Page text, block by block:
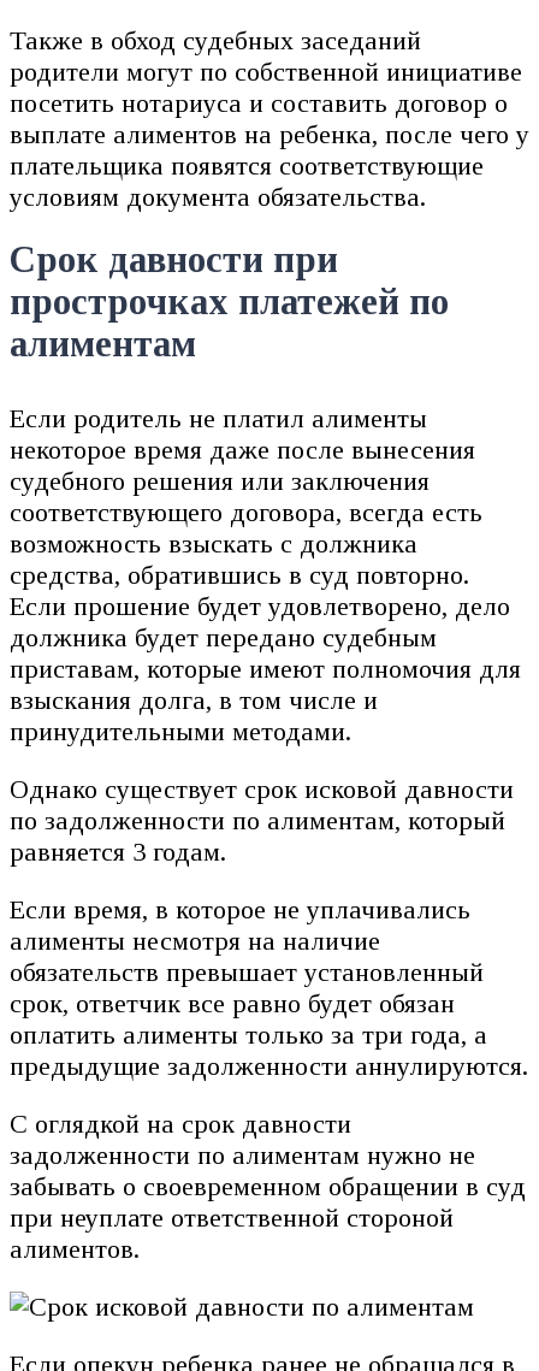
Также в обход судебных заседаний
родители могут по собственной инициативе
посетить нотариуса и составить договор о
выплате алиментов на ребенка, после чего у
плательщика появятся соответствующие
условиям документа обязательства.
Срок давности при
прострочках платежей по
алиментам
Если родитель не платил алименты
некоторое время даже после вынесения
судебного решения или заключения
соответствующего договора, всегда есть
возможность взыскать с должника
средства, обратившись в суд повторно.
Если прошение будет удовлетворено, дело
должника будет передано судебным
приставам, которые имеют полномочия для
взыскания долга, в том числе и
принудительными методами.
Однако существует срок исковой давности
по задолженности по алиментам, который
равняется 3 годам.
Если время, в которое не уплачивались
алименты несмотря на наличие
обязательств превышает установленный
срок, ответчик все равно будет обязан
оплатить алименты только за три года, а
предыдущие задолженности аннулируются.
С оглядкой на срок давности
задолженности по алиментам нужно не
забывать о своевременном обращении в суд
при неуплате ответственной стороной
алиментов.
Если опекун ребенка ранее не обращался в